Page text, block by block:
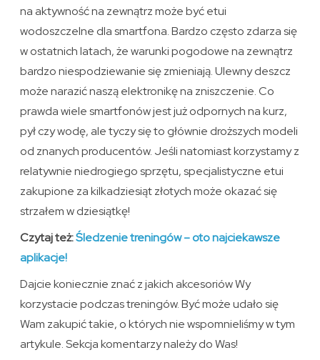
na aktywność na zewnątrz może być etui
wodoszczelne dla smartfona. Bardzo często zdarza się
w ostatnich latach, że warunki pogodowe na zewnątrz
bardzo niespodziewanie się zmieniają. Ulewny deszcz
może narazić naszą elektronikę na zniszczenie. Co
prawda wiele smartfonów jest już odpornych na kurz,
pył czy wodę, ale tyczy się to głównie droższych modeli
od znanych producentów. Jeśli natomiast korzystamy z
relatywnie niedrogiego sprzętu, specjalistyczne etui
zakupione za kilkadziesiąt złotych może okazać się
strzałem w dziesiątkę!
Czytaj też:Śledzenie treningów – oto najciekawsze
aplikacje!
Dajcie koniecznie znać z jakich akcesoriów Wy
korzystacie podczas treningów. Być może udało się
Wam zakupić takie, o których nie wspomnieliśmy w tym
artykule. Sekcja komentarzy należy do Was!